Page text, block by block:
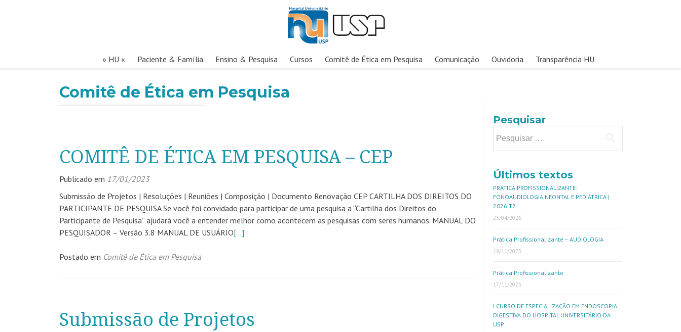
» HU « Paciente & Família Ensino & Pesquisa Cursos Comitê de Ética em Pesquisa Comunicação Ouvidoria Transparência HU
Comitê de Ética em Pesquisa
COMITÊ DE ÉTICA EM PESQUISA – CEP
Publicado em 17/01/2023
Submissão de Projetos | Resoluções | Reuniões | Composição | Documento Renovação CEP CARTILHA DOS DIREITOS DO
PARTICIPANTE DE PESQUISA Se você foi convidado para participar de uma pesquisa a “Cartilha dos Direitos do
Participante de Pesquisa” ajudará você a entender melhor como acontecem as pesquisas com seres humanos. MANUAL DO
PESQUISADOR – Versão 3.8 MANUAL DE USUÁRIO[…]
Postado em Comitê de Ética em Pesquisa
Submissão de Projetos
Pesquisar
Últimos textos
PRÁTICA PROFISSIONALIZANTE:
FONOAUDIOLOGIA NEONTAL E PEDIÁTRICA |
2026 T2
23/04/2026
Prática Profissionalizante – AUDIOLOGIA
18/11/2025
Prática Profissionalizante
17/11/2025
I CURSO DE ESPECIALIZAÇÃO EM ENDOSCOPIA
DIGESTIVA DO HOSPITAL UNIVERSITÁRIO DA
USP